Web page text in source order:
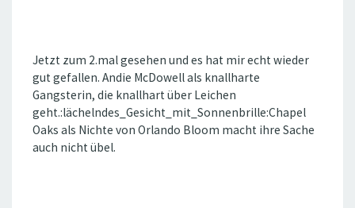
Jetzt zum 2.mal gesehen und es hat mir echt wieder
gut gefallen. Andie McDowell als knallharte
Gangsterin, die knallhart über Leichen
geht.:lächelndes_Gesicht_mit_Sonnenbrille:Chapel
Oaks als Nichte von Orlando Bloom macht ihre Sache
auch nicht übel.